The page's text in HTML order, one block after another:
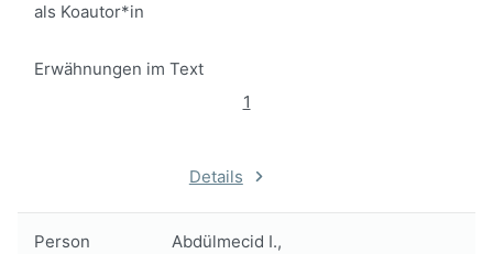
als Koautor*in
Erwähnungen im Text
1
Details
Person Abdülmecid I.,